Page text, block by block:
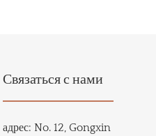
Связаться с нами
адрес:No. 12, Gongxin